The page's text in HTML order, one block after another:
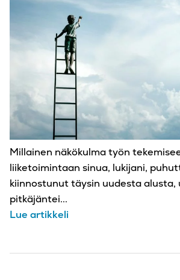
Millainen näkökulma työn
liiketoimintaan sinua, lukijani,
kiinnostunut täysin uudesta alusta,
pitkäjäntei...
Lue artikkeli